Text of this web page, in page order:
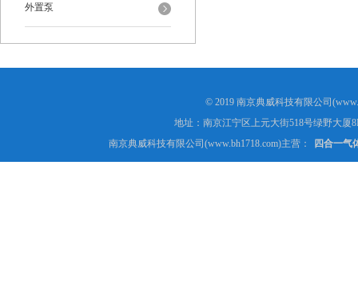
6-A型
外置泵
© 2019 南京典威科技有限公司
地址：南京江宁区上元大街518号绿野大厦
南京典威科技有限公司(www.bh1718.com)主营：
四合一气